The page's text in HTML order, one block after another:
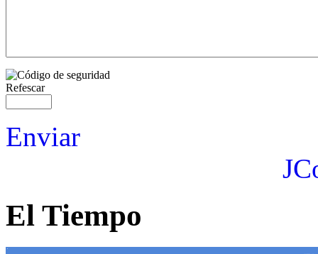
Refescar
Enviar
El Tiempo